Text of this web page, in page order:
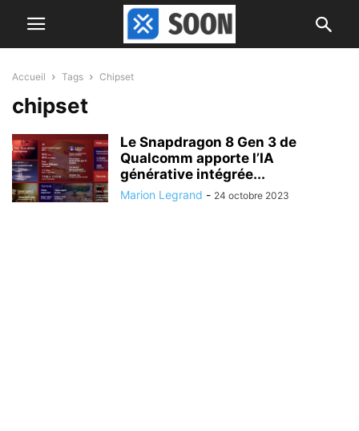
Accueil Tags Chipset
chipset
Le Snapdragon 8 Gen 3 de
Qualcomm apporte l’IA
générative intégrée...
Marion Legrand - 24 octobre 2023